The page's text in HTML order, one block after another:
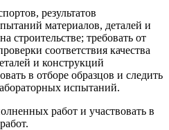
результатов
материалов, деталей и
строительстве; требовать от
соответствия качества
и конструкций
в отборе образцов и следить
испытаний.
работ и участвовать в